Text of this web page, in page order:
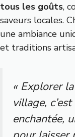
tous les goûts,
saveurs locales.
une ambiance
et traditions
« Explorer
village,
enchantée,